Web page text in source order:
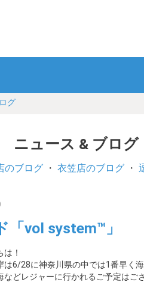
グ
ニュース & ブログ
のブログ・ 衣笠店のブログ・
「vol system™」
は！
は6/28に神奈川県の中では1番早く
などレジャーに行かれるご予定はご